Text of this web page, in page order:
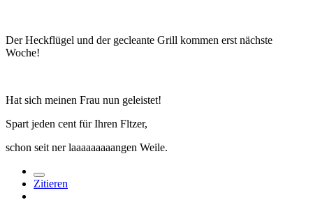
Der Heckflügel und der gecleante Grill kommen erst nächste
Woche!
Hat sich meinen Frau nun geleistet!
Spart jeden cent für Ihren Fltzer,
schon seit ner laaaaaaaaangen Weile.
Zitieren